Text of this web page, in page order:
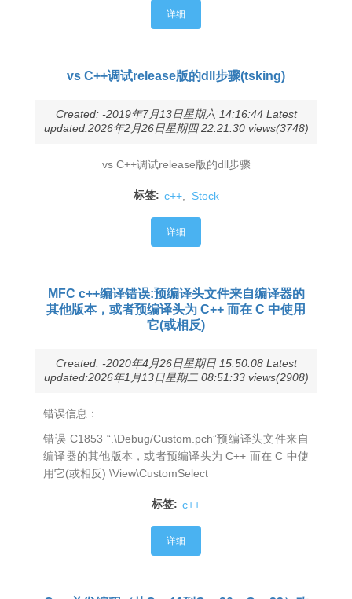
详细
vs C++调试release版的dll步骤(tsking)
Created: -2019年7月13日星期六 14:16:44 Latest
updated:2026年2月26日星期四 22:21:30 views(3748)
vs C++调试release版的dll步骤
标签: c++, Stock
详细
MFC c++编译错误:预编译头文件来自编译器的
其他版本，或者预编译头为 C++ 而在 C 中使用
它(或相反)
Created: -2020年4月26日星期日 15:50:08 Latest
updated:2026年1月13日星期二 08:51:33 views(2908)
错误信息：
错误 C1853 “.\Debug/Custom.pch”预编译头文件来自
编译器的其他版本，或者预编译头为 C++ 而在 C 中使
用它(或相反) \View\CustomSelect
标签: c++
详细